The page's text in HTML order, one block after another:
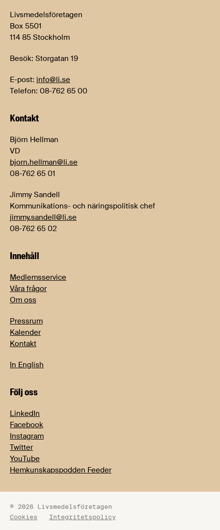
Livsmedelsföretagen
Box 5501
114 85 Stockholm
Besök: Storgatan 19
E-post: info@li.se
Telefon: 08-762 65 00
Kontakt
Björn Hellman
VD
bjorn.hellman@li.se
08-762 65 01
Jimmy Sandell
Kommunikations- och näringspolitisk chef
jimmy.sandell@li.se
08-762 65 02
Innehåll
Medlemsservice
Våra frågor
Om oss
Pressrum
Kalender
Kontakt
In English
Följ oss
LinkedIn
Facebook
Instagram
Twitter
YouTube
Hemkunskapspodden Feeder
© 2026 Livsmedelsföretagen
Cookies
Integritetspolicy